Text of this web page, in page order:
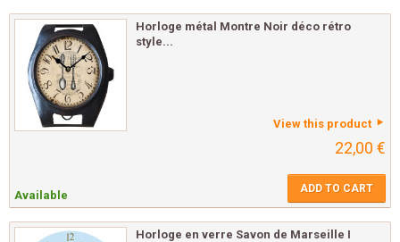
Horloge métal Montre Noir déco rétro
style...
View this product
22,00 €
Available ADD TO CART
Horloge en verre Savon de Marseille I